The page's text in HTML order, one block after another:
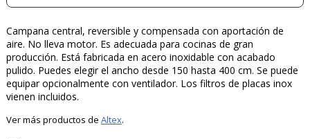
Campana central, reversible y compensada con aportación de
aire. No lleva motor. Es adecuada para cocinas de gran
producción. Está fabricada en acero inoxidable con acabado
pulido. Puedes elegir el ancho desde 150 hasta 400 cm. Se puede
equipar opcionalmente con ventilador. Los filtros de placas inox
vienen incluidos.
Ver más productos de Altex.